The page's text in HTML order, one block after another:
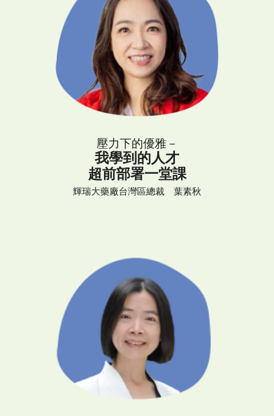
壓力下的優雅－
我學到的人才
超前部署一堂課
輝瑞大藥廠台灣區總裁 葉素秋